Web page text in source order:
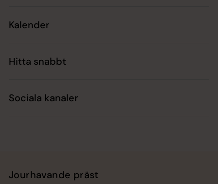
Kalender
Hitta snabbt
Sociala kanaler
Jourhavande präst